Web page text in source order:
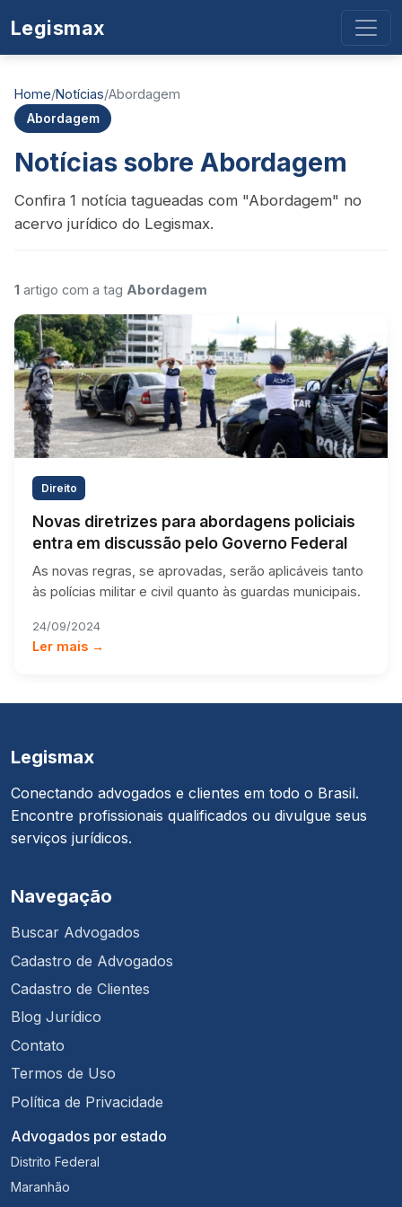
Legismax
Home/Notícias/Abordagem
Abordagem
Notícias sobre Abordagem
Confira 1 notícia tagueadas com "Abordagem" no
acervo jurídico do Legismax.
1 artigo com a tag Abordagem
Direito
Novas diretrizes para abordagens policiais
entra em discussão pelo Governo Federal
As novas regras, se aprovadas, serão aplicáveis tanto
às polícias militar e civil quanto às guardas municipais.
24/09/2024
Ler mais →
Legismax
Conectando advogados e clientes em todo o Brasil.
Encontre profissionais qualificados ou divulgue seus
serviços jurídicos.
Navegação
Buscar Advogados
Cadastro de Advogados
Cadastro de Clientes
Blog Jurídico
Contato
Termos de Uso
Política de Privacidade
Advogados por estado
Distrito Federal
Maranhão